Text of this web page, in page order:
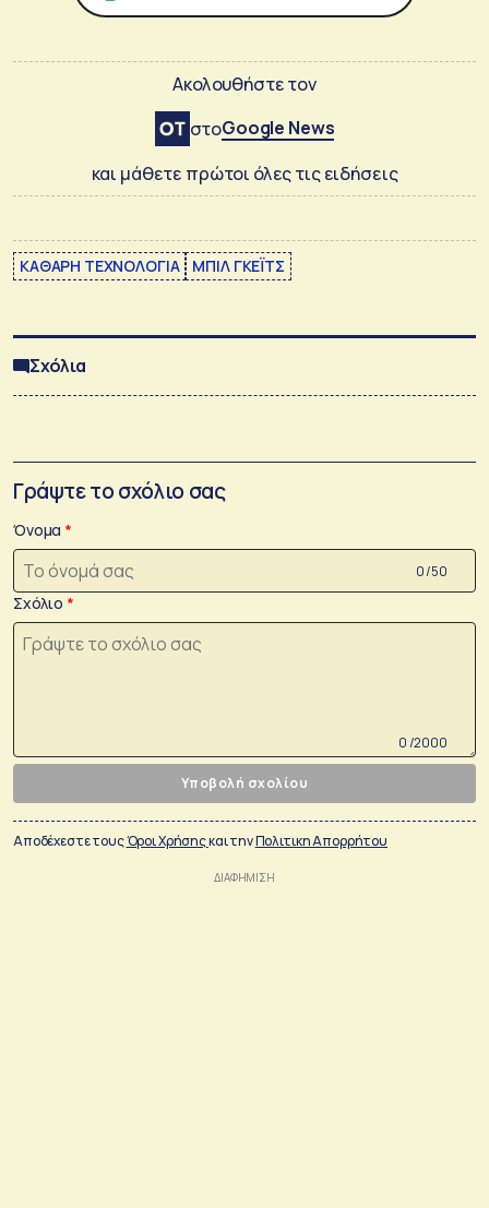
Ακολουθήστε τον
στοGoogle News
και μάθετε πρώτοι όλες τις ειδήσεις
ΚΑΘΑΡΗ ΤΕΧΝΟΛΟΓΙΑ ΜΠΙΛ ΓΚΕΪΤΣ
Σχόλια
Γράψτε το σχόλιο σας
Όνομα
0 /50
Σχόλιο
0 /2000
Υποβολή σχολίου
Αποδέχεστε τουςΌροι Χρήσηςκαι τηνΠολιτικη Απορρήτου